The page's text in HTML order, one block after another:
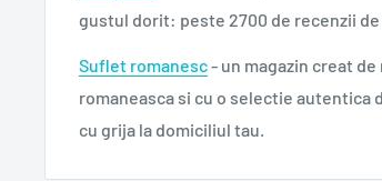
gustul dorit: peste 2700 de recenzii
Suflet romanesc- un magazin creat
romaneasca si cu o selectie
cu grija la domiciliul tau.